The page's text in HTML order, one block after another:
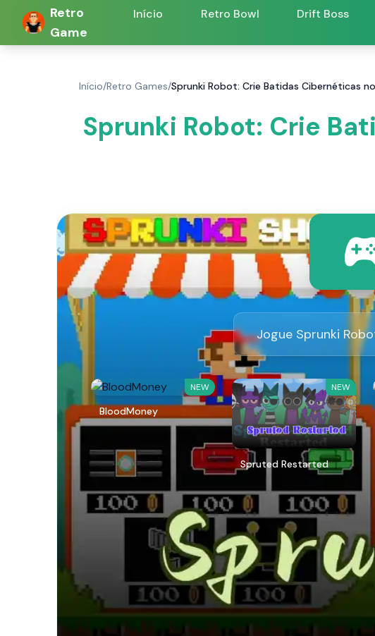
Retro
Game
Início Retro Bowl Drift Boss
Início/Retro Games/Sprunki Robot: Crie Batidas Cibernéticas
Sprunki Robot: Crie
Jogue Sprunki
NEW
BloodMoney
NEW
Spruted Restarted